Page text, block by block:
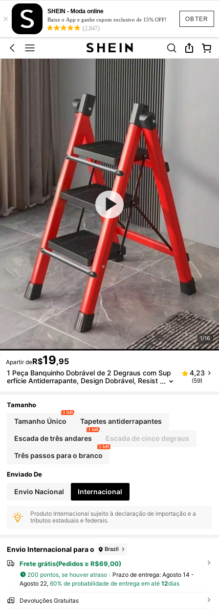
OBTER
×
SHEIN - Moda online
Baixe o App e ganhe cupom exclusivo de 15% OFF!
(2,847)
1/16
Apartir deR$19,95
1 Peça Banquinho Dobrável de 2 Degraus com Sup
erfície Antiderrapante, Design Dobrável, Resist
4,23
(59)
Tamanho
Tamanho Único
1 left
Tapetes antiderrapantes
Escada de três andares
1 left
Escada de cinco degraus
Três passos para o branco
5 left
Enviado De
Envio Nacional Internacional
Produto Internacional sujeito à declaração de importação e a
tributos estaduais e federais.
Envio Internacional para o Brazil
Frete grátis(Pedidos ≥ R$69,00)
200 pontos, se houver atraso Prazo de entrega: Agosto 14 -
Agosto 22, 60% de probabilidade de entrega em até 12dias
Devoluções Gratuitas